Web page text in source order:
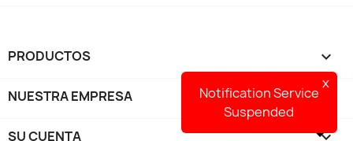
PRODUCTOS 
NUESTRA EMPRESA 
SU CUENTA 
x
Notification Service
Suspended